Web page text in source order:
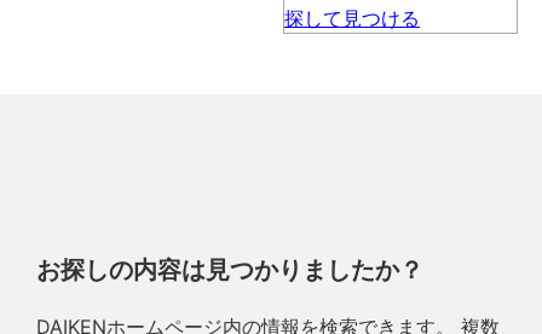
お探しの内容は見つかりましたか？
DAIKENホームページ内の情報を検索できます。 複数